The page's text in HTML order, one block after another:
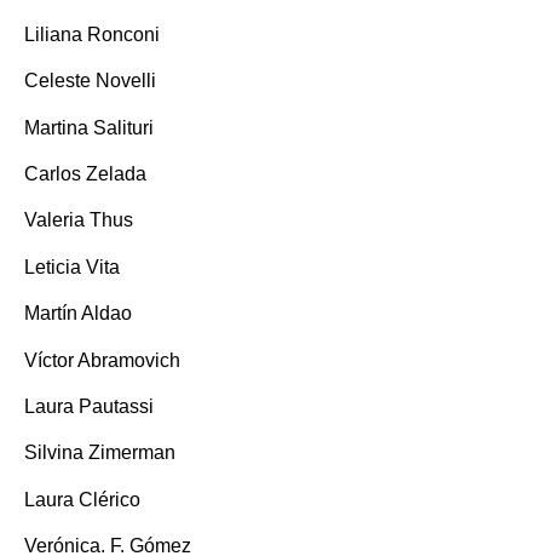
Liliana Ronconi
Celeste Novelli
Martina Salituri
Carlos Zelada
Valeria Thus
Leticia Vita
Martín Aldao
Víctor Abramovich
Laura Pautassi
Silvina Zimerman
Laura Clérico
Verónica. F. Gómez